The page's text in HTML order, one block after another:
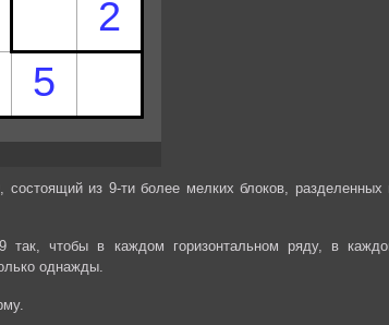
состоящий из 9-ти более мелких блоков, разделенных
чтобы в каждом горизонтальном ряду, в
однажды.